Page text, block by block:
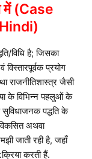
में (Case
विधि है; जिसका
प्रयोग
राजनीतिशास्त्र जैसी
के विभिन्न पहलुओं के
पद्धति के
अथवा
जाती रही है, जहाँ
करती हैं.